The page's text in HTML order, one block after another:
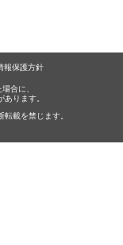
報保護方針
合に、
ります。
載を禁じます。